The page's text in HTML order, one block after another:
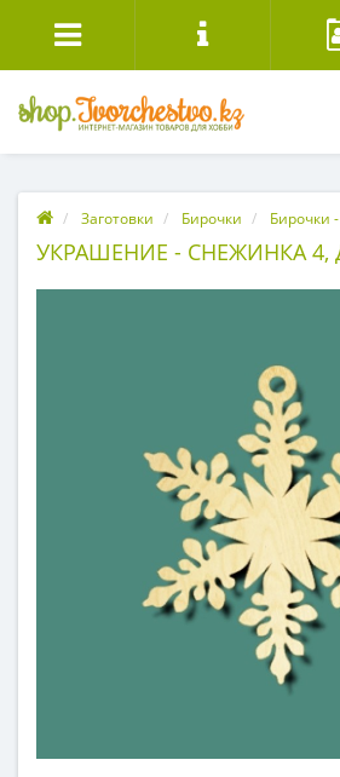
Заготовки Бирочки Бирочки
УКРАШЕНИЕ - СНЕЖИНКА 4,